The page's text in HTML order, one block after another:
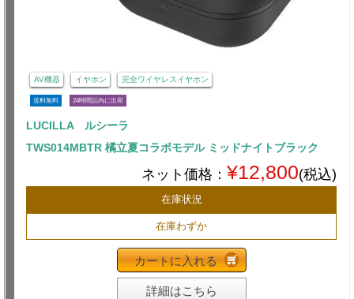
AV機器 イヤホン 完全ワイヤレスイヤホン
送料無料 24時間以内に出荷
LUCILLA ルシーラ
TWS014MBTR 橘立夏コラボモデル ミッドナイトブラック
ネット価格： ¥12,800(税込)
在庫状況
在庫わずか
カートに入れる
詳細はこちら